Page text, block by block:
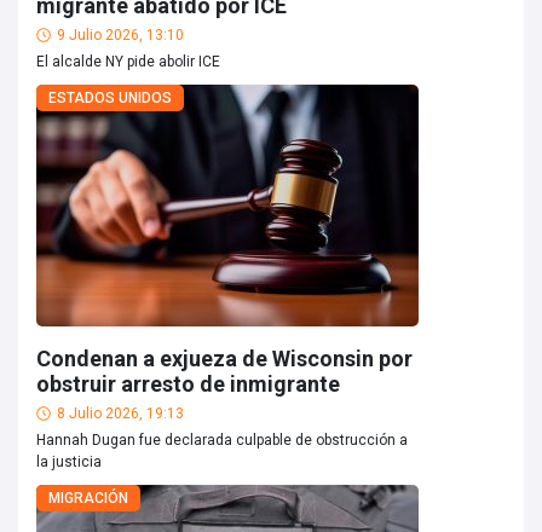
migrante abatido por ICE
9 Julio 2026, 13:10
El alcalde NY pide abolir ICE
ESTADOS UNIDOS
Condenan a exjueza de Wisconsin por
obstruir arresto de inmigrante
8 Julio 2026, 19:13
Hannah Dugan fue declarada culpable de obstrucción a
la justicia
MIGRACIÓN